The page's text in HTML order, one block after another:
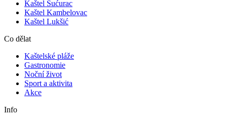
Kaštel Sućurac
Kaštel Kambelovac
Kaštel Lukšić
Co dělat
Kaštelské pláže
Gastronomie
Noční život
Sport a aktivita
Akce
Info